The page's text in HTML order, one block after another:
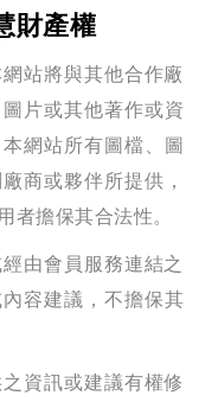
財產權
站將與其他合作廠
片或其他著作或資
網站所有圖檔、圖
商或夥伴所提供，
者擔保其合法性。
由會員服務連結之
容建議，不擔保其
資訊或建議有權修